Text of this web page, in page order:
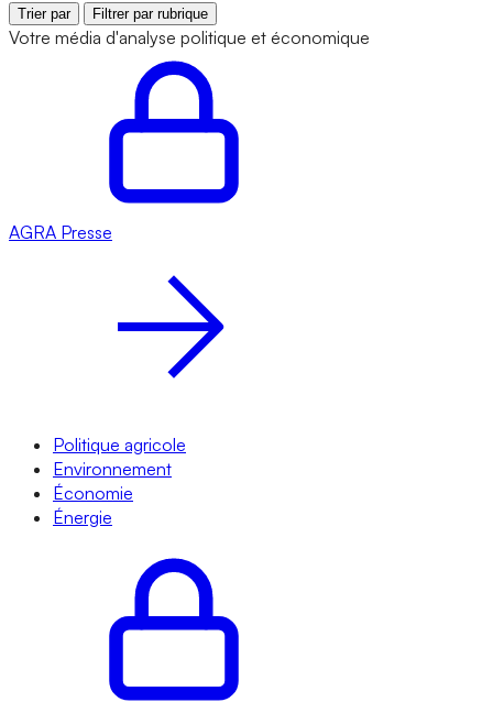
Trier par Filtrer par rubrique
Votre média d'analyse politique et économique
AGRA Presse
Politique agricole
Environnement
Économie
Énergie